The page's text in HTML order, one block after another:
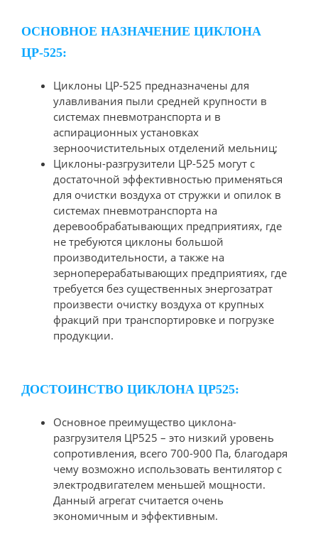
ОСНОВНОЕ НАЗНАЧЕНИЕ ЦИКЛОНА
ЦР-525:
Циклоны ЦР-525 предназначены для
улавливания пыли средней крупности в
системах пневмотранспорта и в
аспирационных установках
зерноочистительных отделений мельниц;
Циклоны-разгрузители ЦР-525 могут с
достаточной эффективностью применяться
для очистки воздуха от стружки и опилок в
системах пневмотранспорта на
деревообрабатывающих предприятиях, где
не требуются циклоны большой
производительности, а также на
зерноперерабатывающих предприятиях, где
требуется без существенных энергозатрат
произвести очистку воздуха от крупных
фракций при транспортировке и погрузке
продукции.
ДОСТОИНСТВО ЦИКЛОНА ЦР525:
Основное преимущество циклона-
разгрузителя ЦР525 – это низкий уровень
сопротивления, всего 700-900 Па, благодаря
чему возможно использовать вентилятор с
электродвигателем меньшей мощности.
Данный агрегат считается очень
экономичным и эффективным.